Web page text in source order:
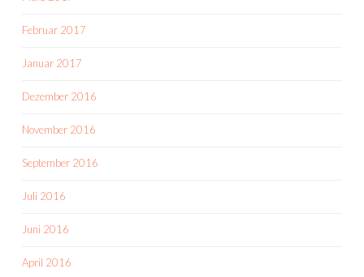
Februar 2017
Januar 2017
Dezember 2016
November 2016
September 2016
Juli 2016
Juni 2016
April 2016